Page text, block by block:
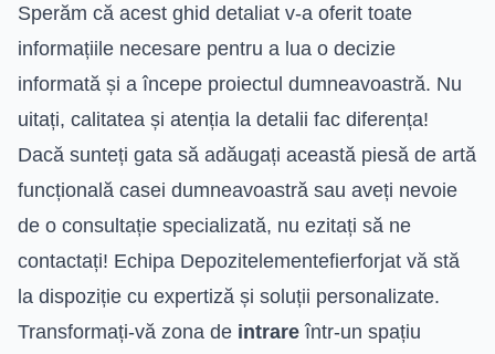
Sperăm că acest ghid detaliat v-a oferit toate
informațiile necesare pentru a lua o decizie
informată și a începe proiectul dumneavoastră. Nu
uitați, calitatea și atenția la detalii fac diferența!
Dacă sunteți gata să adăugați această piesă de artă
funcțională casei dumneavoastră sau aveți nevoie
de o consultație specializată, nu ezitați să ne
contactați! Echipa Depozitelementefierforjat vă stă
la dispoziție cu expertiză și soluții personalizate.
Transformați-vă zona de intrare într-un spațiu